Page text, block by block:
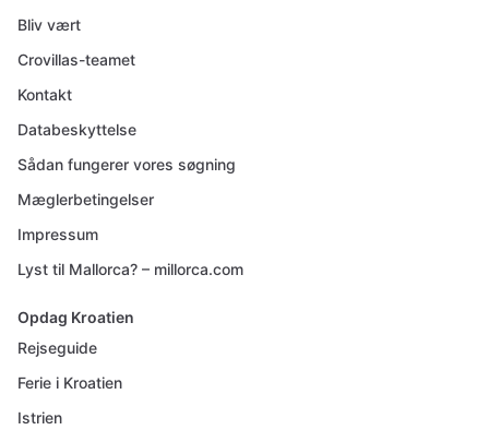
Bliv vært
Crovillas-teamet
Kontakt
Databeskyttelse
Sådan fungerer vores søgning
Mæglerbetingelser
Impressum
Lyst til Mallorca? – millorca.com
Opdag Kroatien
Rejseguide
Ferie i Kroatien
Istrien